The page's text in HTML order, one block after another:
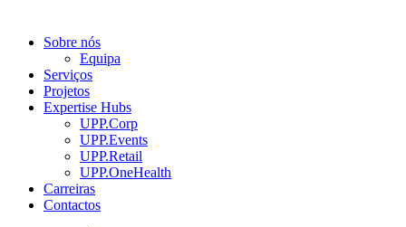
Sobre nós
Equipa
Serviços
Projetos
Expertise Hubs
UPP.Corp
UPP.Events
UPP.Retail
UPP.OneHealth
Carreiras
Contactos